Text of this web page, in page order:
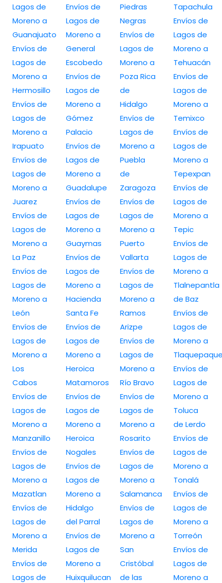
Lagos de
Moreno a
Guanajuato
Envíos de
Lagos de
Moreno a
Hermosillo
Envíos de
Lagos de
Moreno a
Irapuato
Envíos de
Lagos de
Moreno a
Juarez
Envíos de
Lagos de
Moreno a
La Paz
Envíos de
Lagos de
Moreno a
León
Envíos de
Lagos de
Moreno a
Los
Cabos
Envíos de
Lagos de
Moreno a
Manzanillo
Envíos de
Lagos de
Moreno a
Mazatlan
Envíos de
Lagos de
Moreno a
Merida
Envíos de
Lagos de
Envíos de
Lagos de
Moreno a
General
Escobedo
Envíos de
Lagos de
Moreno a
Gómez
Palacio
Envíos de
Lagos de
Moreno a
Guadalupe
Envíos de
Lagos de
Moreno a
Guaymas
Envíos de
Lagos de
Moreno a
Hacienda
Santa Fe
Envíos de
Lagos de
Moreno a
Heroica
Matamoros
Envíos de
Lagos de
Moreno a
Heroica
Nogales
Envíos de
Lagos de
Moreno a
Hidalgo
del Parral
Envíos de
Lagos de
Moreno a
Huixquilucan
Piedras
Negras
Envíos de
Lagos de
Moreno a
Poza Rica
de
Hidalgo
Envíos de
Lagos de
Moreno a
Puebla
de
Zaragoza
Envíos de
Lagos de
Moreno a
Puerto
Vallarta
Envíos de
Lagos de
Moreno a
Ramos
Arizpe
Envíos de
Lagos de
Moreno a
Río Bravo
Envíos de
Lagos de
Moreno a
Rosarito
Envíos de
Lagos de
Moreno a
Salamanca
Envíos de
Lagos de
Moreno a
San
Cristóbal
de las
Tapachula
Envíos de
Lagos de
Moreno a
Tehuacán
Envíos de
Lagos de
Moreno a
Temixco
Envíos de
Lagos de
Moreno a
Tepexpan
Envíos de
Lagos de
Moreno a
Tepic
Envíos de
Lagos de
Moreno a
Tlalnepantla
de Baz
Envíos de
Lagos de
Moreno a
Envíos de
Lagos de
Moreno a
Toluca
de Lerdo
Envíos de
Lagos de
Moreno a
Tonalá
Envíos de
Lagos de
Moreno a
Torreón
Envíos de
Lagos de
Moreno a